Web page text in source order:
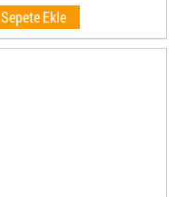
Sepete Ekle